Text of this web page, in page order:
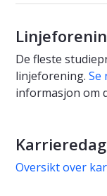
De fleste
linjeforening. Se
informasjon om
Karrieredag
Oversikt over